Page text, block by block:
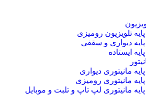
پایه تلویزیون رومیزی
پایه دیواری و سقفی
پایه ایستاده
پایه مانیتوری دیواری
پایه مانیتوری رومیزی
پایه مانیتوری لپ تاپ و تلبت و موبایل